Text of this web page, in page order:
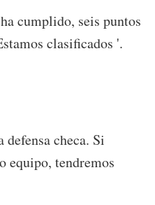
cumplido, seis puntos
clasificados '.
checa. Si
equipo, tendremos